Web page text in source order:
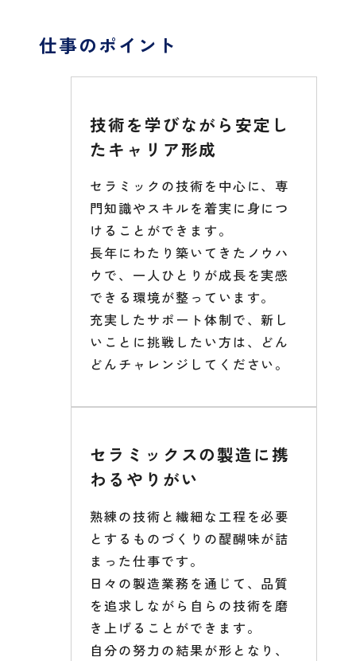
仕事のポイント
技術を学びながら安定し
たキャリア形成
セラミックの技術を中心に、専
門知識やスキルを着実に身につ
けることができます。
長年にわたり築いてきたノウハ
ウで、一人ひとりが成長を実感
できる環境が整っています。
充実したサポート体制で、新し
いことに挑戦したい方は、どん
どんチャレンジしてください。
セラミックスの製造に携
わるやりがい
熟練の技術と繊細な工程を必要
とするものづくりの醍醐味が詰
まった仕事です。
日々の製造業務を通じて、品質
を追求しながら自らの技術を磨
き上げることができます。
自分の努力の結果が形となり、